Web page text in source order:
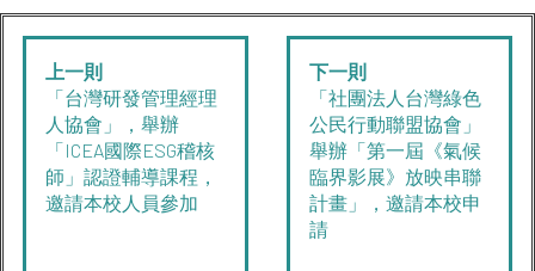
上一則
「台灣研發管理經理
人協會」，舉辦
「ICEA國際ESG稽核
師」認證輔導課程，
邀請本校人員參加
下一則
「社團法人台灣綠色
公民行動聯盟協會」
舉辦「第一屆《氣候
臨界影展》放映串聯
計畫」，邀請本校申
請